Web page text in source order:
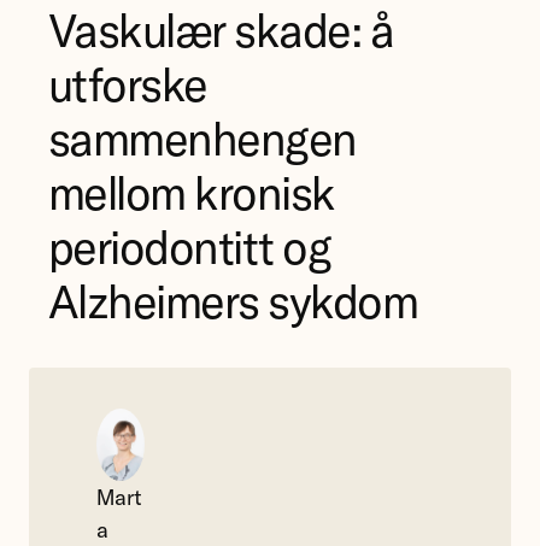
Vaskulær skade: å
utforske
sammenhengen
mellom kronisk
periodontitt og
Alzheimers sykdom
Mart
a